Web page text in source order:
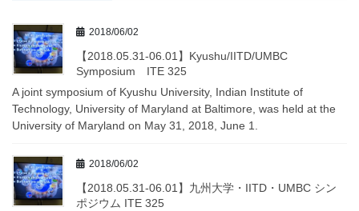
2018/06/02
【2018.05.31-06.01】Kyushu/IITD/UMBC
Symposium ITE 325
A joint symposium of Kyushu University, Indian Institute of
Technology, University of Maryland at Baltimore, was held at the
University of Maryland on May 31, 2018, June 1.
2018/06/02
【2018.05.31-06.01】九州大学・IITD・UMBC シン
ポジウム ITE 325